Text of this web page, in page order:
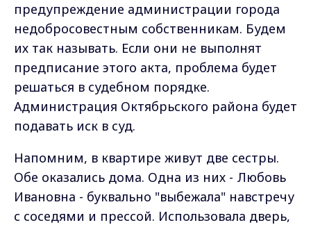
предупреждение администрации города
недобросовестным собственникам. Будем
их так называть. Если они не выполнят
предписание этого акта, проблема будет
решаться в судебном порядке.
Администрация Октябрьского района будет
подавать иск в суд.
Напомним, в квартире живут две сестры.
Обе оказались дома. Одна из них - Любовь
Ивановна - буквально "выбежала" навстречу
с соседями и прессой. Использовала дверь,